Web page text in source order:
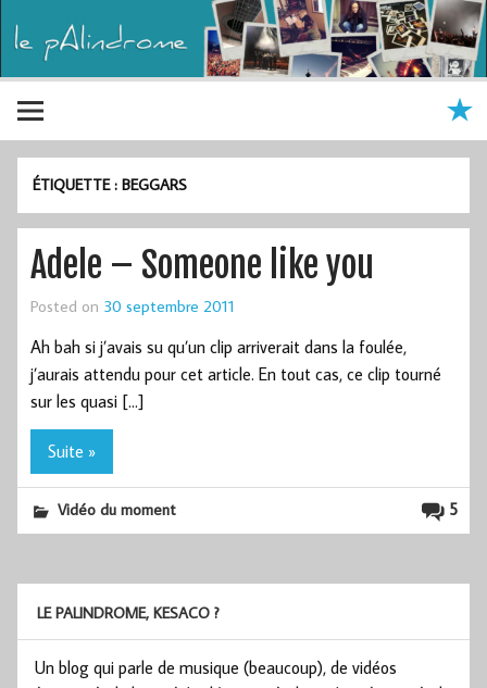
ÉTIQUETTE :BEGGARS
Adele – Someone like you
Posted on 30 septembre 2011
Ah bah si j’avais su qu’un clip arriverait dans la foulée,
j’aurais attendu pour cet article. En tout cas, ce clip tourné
sur les quasi […]
Suite »
5
Vidéo du moment
LE PALINDROME, KESACO ?
Un blog qui parle de musique (beaucoup), de vidéos